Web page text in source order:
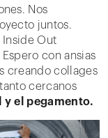
Nos
juntos.
Inside Out
Espero con ansias
creando collages
cercanos
y el pegamento.